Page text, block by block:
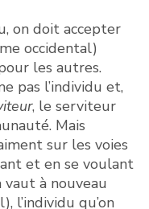
on doit accepter
occidental)
les autres.
pas l’individu et,
, le serviteur
Mais
sur les voies
et en se voulant
à nouveau
l’individu qu’on